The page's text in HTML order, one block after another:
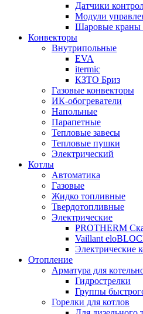
Датчики
Модули
Шаровые краны
Конвекторы
Внутрипольные
EVA
itermic
КЗТО Бриз
Газовые конвекторы
ИК-обогреватели
Напольные
Парапетные
Тепловые завесы
Тепловые пушки
Электрический
Котлы
Автоматика
Газовые
Жидко топливные
Твердотопливные
Электрические
PROTHERM
Vaillant
Электрические
Отопление
Арматура для
Гидрострелки
Группы
Горелки для котлов